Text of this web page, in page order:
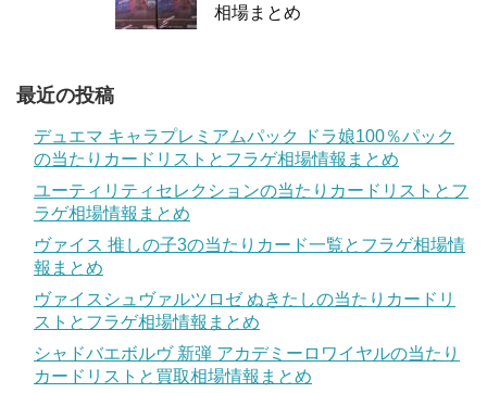
相場まとめ
最近の投稿
デュエマ キャラプレミアムパック ドラ娘100％パック
の当たりカードリストとフラゲ相場情報まとめ
ユーティリティセレクションの当たりカードリストとフ
ラゲ相場情報まとめ
ヴァイス 推しの子3の当たりカード一覧とフラゲ相場情
報まとめ
ヴァイスシュヴァルツロゼ ぬきたしの当たりカードリ
ストとフラゲ相場情報まとめ
シャドバエボルヴ 新弾 アカデミーロワイヤルの当たり
カードリストと買取相場情報まとめ